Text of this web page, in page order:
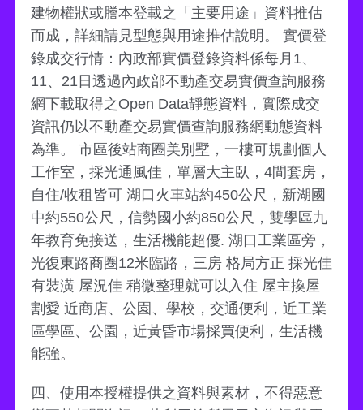
建物權狀或謄本登載之「主要用途」資料推估
而成，詳細請見型態與用途推估說明。 實價登
錄成交行情：內政部實價登錄資料係每月1、
11、21日透過內政部不動產交易實價查詢服務
網下載取得之Open Data靜態資料，實際成交
資訊仍以不動產交易實價查詢服務網動態資料
為準。 市區後站商圈美別墅，一樓可規劃個人
工作室，採光通風佳，單層大主臥，4間套房，
自住/收租皆可 湖口火車站約450公尺，新湖國
中約550公尺，信勢國小約850公尺，雙學區九
年教育免接送，生活機能超優. 湖口工業區旁，
光復東路商圈12米臨路，三房 格局方正 採光佳
有裝潢 屋況佳 稍微整理就可以入住 屋主換屋
割愛 近商店、公園、學校，交通便利，近工業
區學區、公園，近黃昏市場採買便利，生活機
能強。
四、使用本授權提供之資料與素材，不得惡意